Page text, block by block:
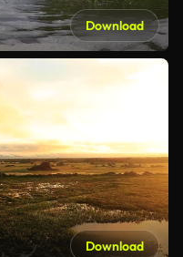
Download
Download